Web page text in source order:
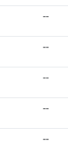
--
--
--
--
--